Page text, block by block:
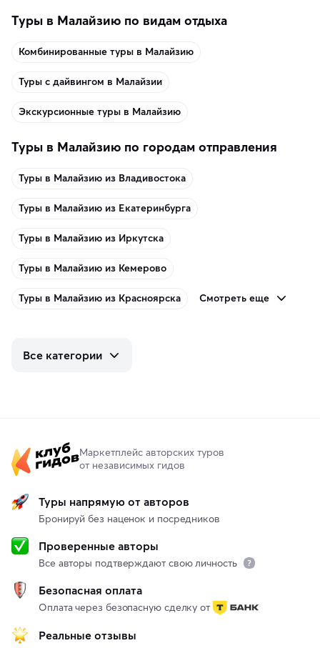
Туры в Малайзию по видам отдыха
Комбинированные туры в Малайзию
Туры с дайвингом в Малайзии
Экскурсионные туры в Малайзию
Туры в Малайзию по городам отправления
Туры в Малайзию из Владивостока
Туры в Малайзию из Екатеринбурга
Туры в Малайзию из Иркутска
Туры в Малайзию из Кемерово
Туры в Малайзию из Красноярска Смотреть еще
Все категории
Маркетплейс авторских туров
от независимых гидов
Туры напрямую от авторов
Бронируй без наценок и посредников
Проверенные авторы
Все авторы подтверждают свою личность
Безопасная оплата
Оплата через безопасную сделку от
Реальные отзывы